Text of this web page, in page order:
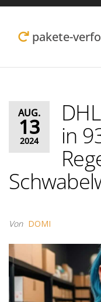
Zum
Inhalt pakete-
AUG.
13
2024 in
Von DOMI